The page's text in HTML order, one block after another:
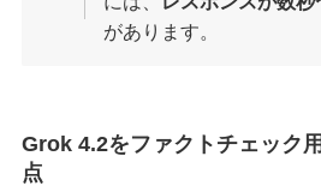
があります。
Grok 4.2をファクトチェック
点